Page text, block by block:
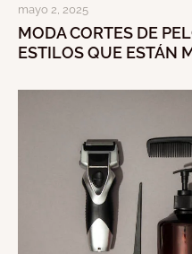
mayo 2, 2025
MODA CORTES DE
ESTILOS QUE ESTÁN